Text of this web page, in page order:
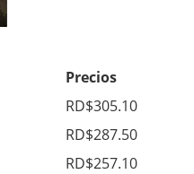
Precios
RD$305.10
RD$287.50
RD$257.10